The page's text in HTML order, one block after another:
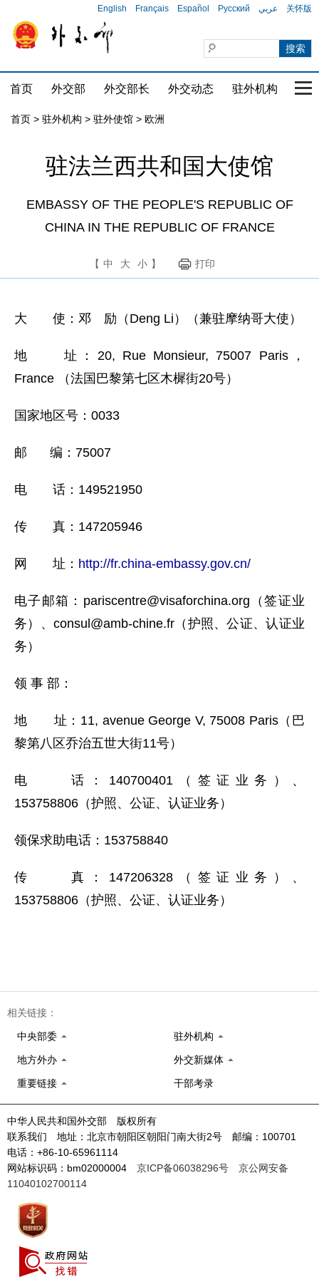
English Français Español Русский عربي 关怀版
首页 外交部 外交部长 外交动态 驻外机构 国
首页 > 驻外机构 > 驻外使馆 > 欧洲
驻法兰西共和国大使馆
EMBASSY OF THE PEOPLE'S REPUBLIC OF
CHINA IN THE REPUBLIC OF FRANCE
【 中 大 小 】 打印
大 使：邓 励（Deng Li）（兼驻摩纳哥大使）
地 址：20, Rue Monsieur, 75007 Paris，
France （法国巴黎第七区木樨街20号）
国家地区号：0033
邮 编：75007
电 话：149521950
传 真：147205946
网 址： http://fr.china-embassy.gov.cn/
电子邮箱：pariscentre@visaforchina.org（签证业
务）、consul@amb-chine.fr（护照、公证、认证业
务）
领 事 部：
地 址：11, avenue George V, 75008 Paris（巴
黎第八区乔治五世大街11号）
电 话：140700401（签证业务）、
153758806（护照、公证、认证业务）
领保求助电话：153758840
传 真：147206328（签证业务）、
153758806（护照、公证、认证业务）
相关链接：
中央部委 驻外机构
地方外办 外交新媒体
重要链接 干部考录
中华人民共和国外交部 版权所有
联系我们 地址：北京市朝阳区朝阳门南大街2号 邮编：100701
电话：+86-10-65961114
网站标识码：bm02000004 京ICP备06038296号
京公网安备
11040102700114